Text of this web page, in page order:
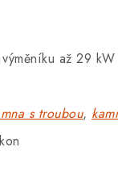
až 29 kW
s troubou,